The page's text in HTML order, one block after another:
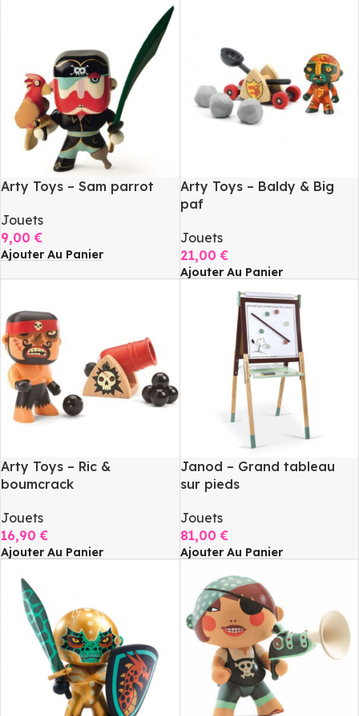
Arty Toys – Sam parrot
Jouets
9,00€
Ajouter Au Panier
Arty Toys – Baldy & Big
paf
Jouets
21,00€
Ajouter Au Panier
Arty Toys – Ric &
boumcrack
Jouets
16,90€
Ajouter Au Panier
Janod – Grand tableau
sur pieds
Jouets
81,00€
Ajouter Au Panier